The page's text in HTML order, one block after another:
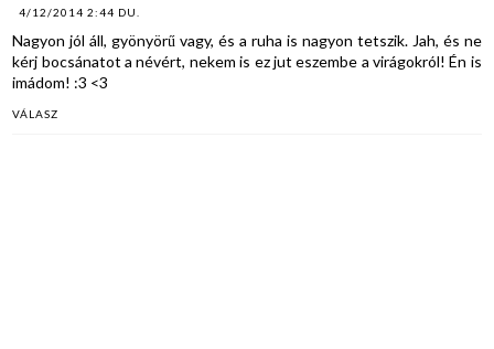
4/12/2014 2:44 DU.
Nagyon jól áll, gyönyörű vagy, és a ruha is nagyon tetszik. Jah, és ne
kérj bocsánatot a névért, nekem is ez jut eszembe a virágokról! Én is
imádom! :3 <3
VÁLASZ